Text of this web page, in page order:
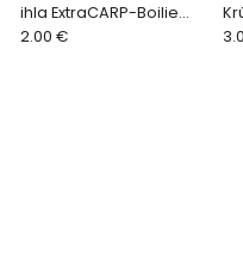
ihla ExtraCARP-Boilie
Needle
2.00 €